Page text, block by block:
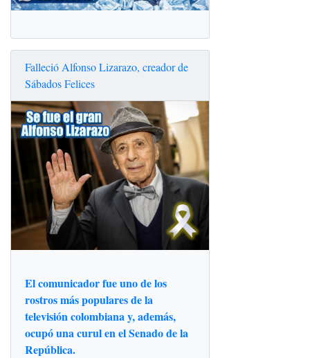
Falleció Alfonso Lizarazo, creador de
Sábados Felices
El comunicador fue uno de los
rostros más populares de la
televisión colombiana y, además,
ocupó una curul en el Senado de la
República.